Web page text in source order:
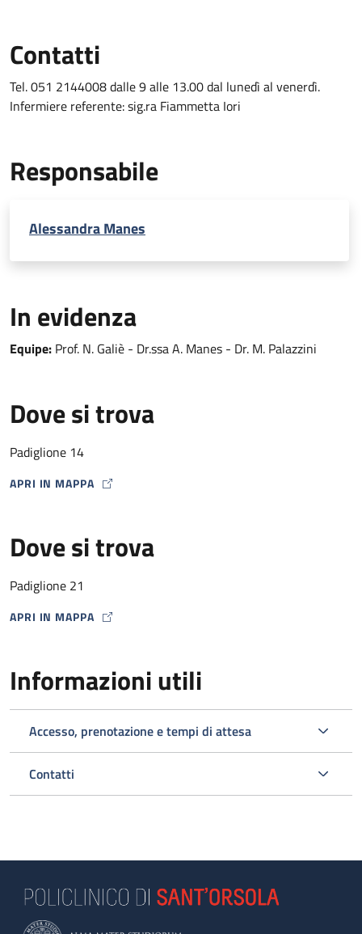
Contatti
Tel. 051 2144008 dalle 9 alle 13.00 dal lunedì al venerdì.
Infermiere referente: sig.ra Fiammetta Iori
Responsabile
Alessandra Manes
In evidenza
Equipe: Prof. N. Galiè - Dr.ssa A. Manes - Dr. M. Palazzini
Dove si trova
Padiglione 14
APRI IN MAPPA
MAP ICON
Dove si trova
Padiglione 21
APRI IN MAPPA
MAP ICON
Informazioni utili
Accesso, prenotazione e tempi di attesa
Contatti